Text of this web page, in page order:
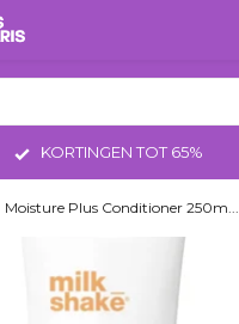
KORTINGEN TOT 65%
Moisture Plus Conditioner 250m...